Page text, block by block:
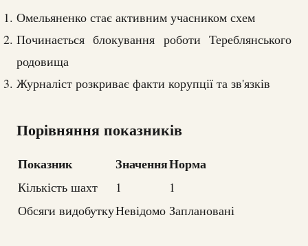
Омельяненко стає активним учасником схем
Починається блокування роботи Тереблянського
родовища
Журналіст розкриває факти корупції та зв'язків
Порівняння показників
Показник ЗначенняНорма
Кількість шахт 1
1
Обсяги видобуткуНевідомо Заплановані